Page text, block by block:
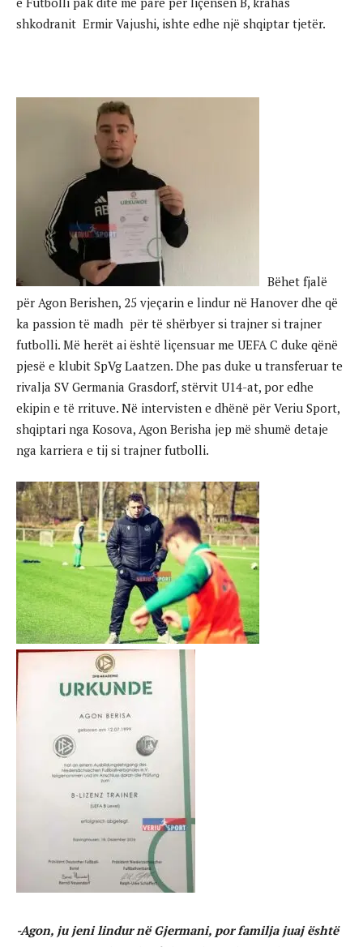
shkodranit Ermir Vajushi, ishte edhe një shqiptar tjetër.
Bëhet fjalë
për Agon Berishen, 25 vjeçarin e lindur në Hanover dhe që
ka passion të madh për të shërbyer si trajner si trajner
futbolli. Më herët ai është liçensuar me UEFA C duke qënë
pjesë e klubit SpVg Laatzen. Dhe pas duke u transferuar te
rivalja SV Germania Grasdorf, stërvit U14-at, por edhe
ekipin e të rrituve. Në intervisten e dhënë për Veriu Sport,
shqiptari nga Kosova, Agon Berisha jep më shumë detaje
nga karriera e tij si trajner futbolli.
-Agon, ju jeni lindur në Gjermani, por familja juaj është